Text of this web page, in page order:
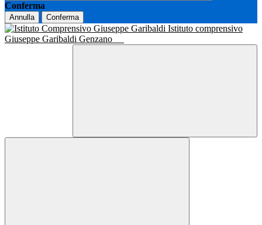
Conferma
Annulla Conferma
Istituto comprensivo
Giuseppe Garibaldi Genzano